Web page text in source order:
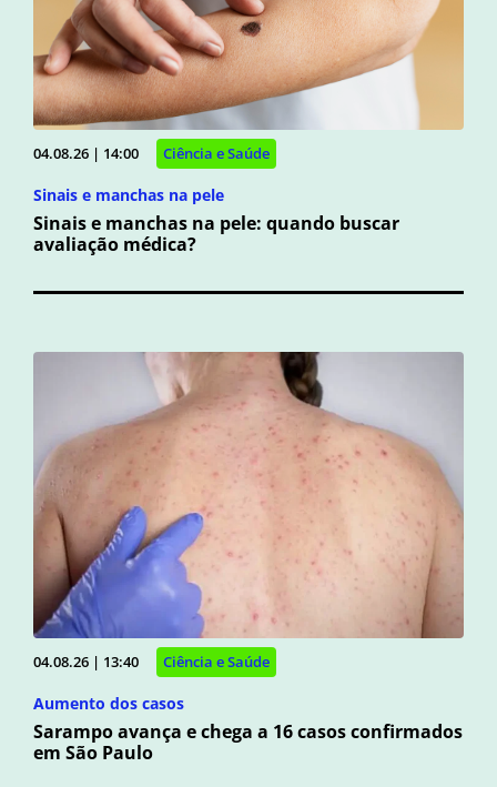
04.08.26 | 14:00 Ciência e Saúde
Sinais e manchas na pele
Sinais e manchas na pele: quando buscar
avaliação médica?
04.08.26 | 13:40 Ciência e Saúde
Aumento dos casos
Sarampo avança e chega a 16 casos confirmados
em São Paulo